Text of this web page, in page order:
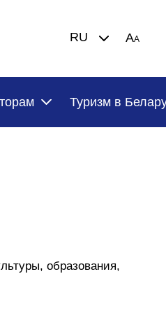
RU AA
Туризм в
образования,